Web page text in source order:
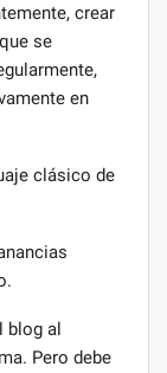
crear
se
en
clásico de
blog al
Pero debe